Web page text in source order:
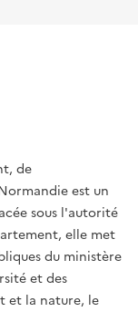
de
est un
sous l'autorité
elle met
du ministère
et des
et la nature, le